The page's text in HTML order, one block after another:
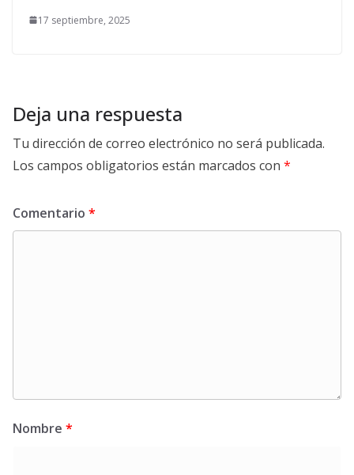
17 septiembre, 2025
Deja una respuesta
Tu dirección de correo electrónico no será publicada.
Los campos obligatorios están marcados con *
Comentario *
Nombre *